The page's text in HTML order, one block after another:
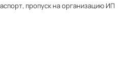
пропуск на организацию ИП